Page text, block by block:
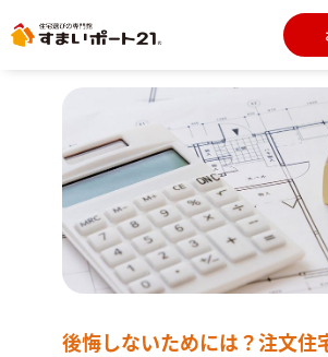
後悔しないためには？注文住